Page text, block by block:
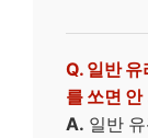
Q. 일반
를 쏘면
A. 일반